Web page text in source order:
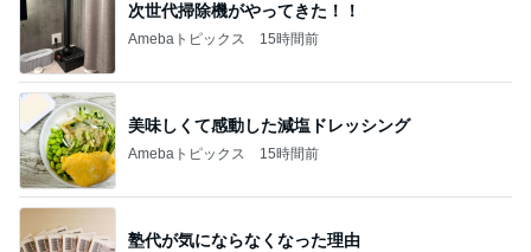
次世代掃除機がやってきた！！
Amebaトピックス 15時間前
美味しくて感動した減塩ドレッシング
Amebaトピックス 15時間前
塾代が気にならなくなった理由